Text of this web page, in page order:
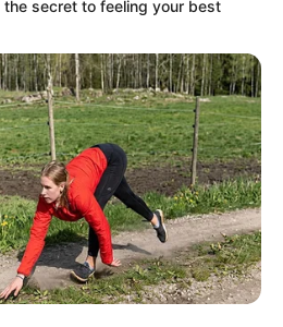
an der Mosel mit Schlössern,
erhaltene mittelalterliche Burg
gilt als die typische
Ritterburg. Wegen ihres
Aussehens dient sie
Deshalb wurde sie
nachgebaut.
secret to feeling your best